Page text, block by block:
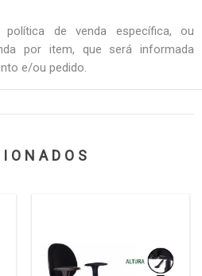
de venda específica, ou
por item, que será informada
e/ou pedido.